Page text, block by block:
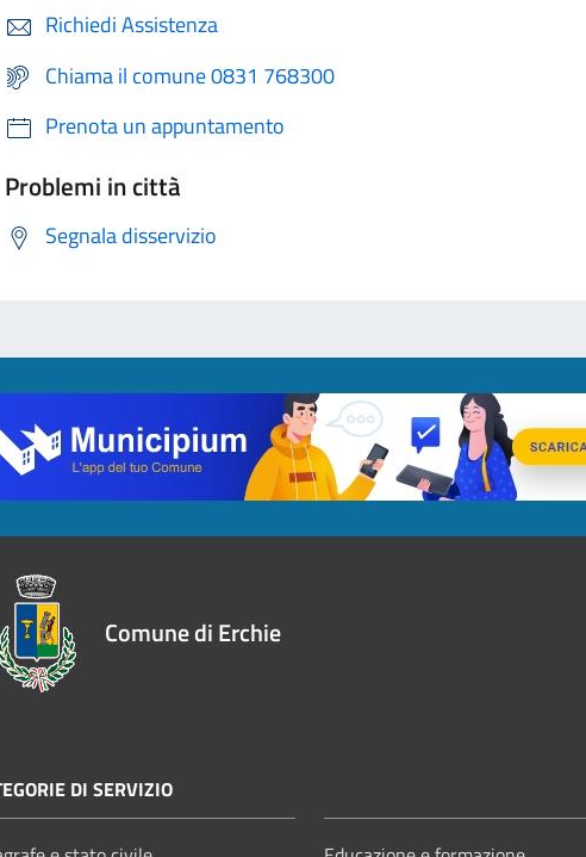
Richiedi Assistenza
Chiama il comune 0831 768300
Prenota un appuntamento
Problemi in città
Segnala disservizio
Comune di Erchie
DI SERVIZIO